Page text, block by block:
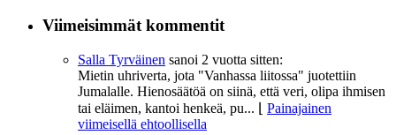
Viimeisimmät kommentit
Salla Tyrväinen sanoi 2 vuotta sitten:
Mietin uhriverta, jota "Vanhassa liitossa" juotettiin
Jumalalle. Hienosäätöä on siinä, että veri, olipa ihmisen
tai eläimen, kantoi henkeä, pu...
Painajainen
viimeisellä ehtoollisella